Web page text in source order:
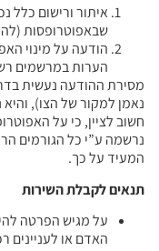
איתור ורישום כלל
שבאפוטרופסות
הודעה על מינוי
הערות במרשמים
מסירת ההודעה נעשית
נאמן למקור של הצו),
חשוב לציין, כי על
נרשמה ע”י כל הגורמים
המעיד על כך.
תנאים לקבלת השירות
על מגיש הפרטה
האדם או לעניינים